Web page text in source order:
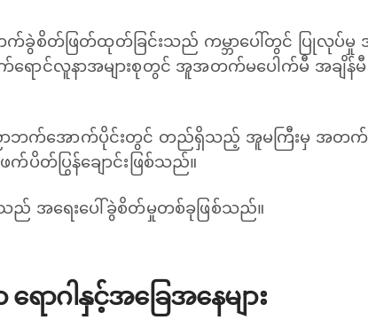
Yangon, Myanmar,
January 2026 —
က်ခွဲစိတ်ဖြတ်ထုတ်ခြင်းသည် ကမ္ဘာပေါ်တွင် ပြုလုပ်မှု
ောင်လူနာအများစုတွင် အူအတက်မပေါက်မီ အချိန်
ဘက်အောက်ပိုင်းတွင် တည်ရှိသည့် အူမကြီးမှ အတ
ပြွန်ချောင်းဖြစ်သည်။
ည် အရေးပေါ်ခွဲစိတ်မှုတစ်ခုဖြစ်သည်။
ာဂါနှင့်အခြေအနေများ